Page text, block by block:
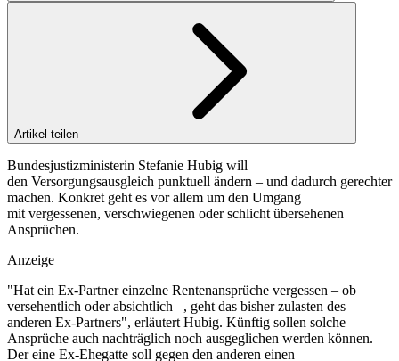
Artikel teilen
Bundesjustizministerin Stefanie Hubig will
den Versorgungsausgleich punktuell ändern – und dadurch gerechter
machen. Konkret geht es vor allem um den Umgang
mit vergessenen, verschwiegenen oder schlicht übersehenen
Ansprüchen.
Anzeige
"Hat ein Ex-Partner einzelne Rentenansprüche vergessen – ob
versehentlich oder absichtlich –, geht das bisher zulasten des
anderen Ex-Partners", erläutert Hubig. Künftig sollen solche
Ansprüche auch nachträglich noch ausgeglichen werden können.
Der eine Ex-Ehegatte soll gegen den anderen einen